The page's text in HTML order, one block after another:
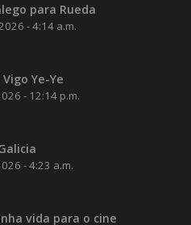
para Rueda
- 4:14 a.m.
Ye-Ye
- 12:14 p.m.
- 4:23 a.m.
vida para o cine